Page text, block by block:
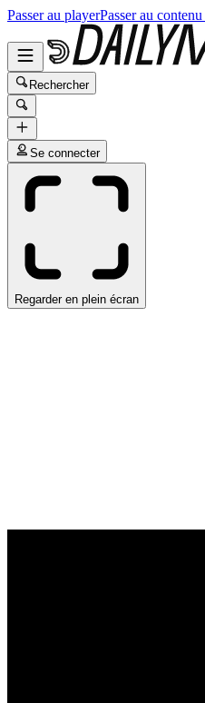
Passer au playerPasser au
Rechercher
Se connecter
Regarder en plein écran